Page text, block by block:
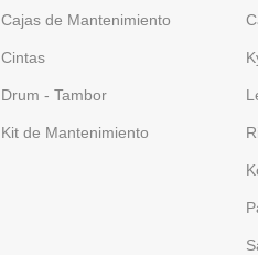
Cajas de Mantenimiento
Cintas
Drum - Tambor
Kit de Mantenimiento